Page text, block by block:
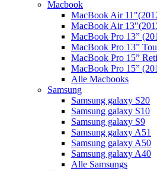
Macbook
MacBook Air
MacBook Air
MacBook Pro 13”
MacBook Pro 13”
MacBook Pro 15”
MacBook Pro 15”
Alle Macbooks
Samsung
Samsung galaxy S20
Samsung galaxy S10
Samsung galaxy S9
Samsung galaxy A51
Samsung galaxy A50
Samsung galaxy A40
Alle Samsungs